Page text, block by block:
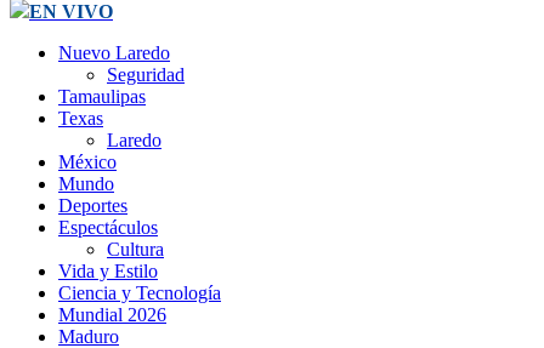
EN VIVO
Nuevo Laredo
Seguridad
Tamaulipas
Texas
Laredo
México
Mundo
Deportes
Espectáculos
Cultura
Vida y Estilo
Ciencia y Tecnología
Mundial 2026
Maduro